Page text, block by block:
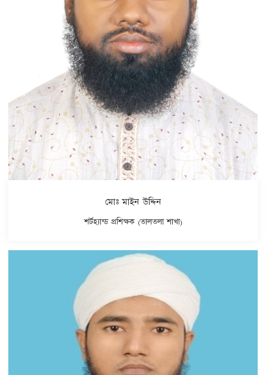
মোঃ মাইন উদ্দিন
শর্টহ্যান্ড প্রশিক্ষক (তালতলা শাখা)